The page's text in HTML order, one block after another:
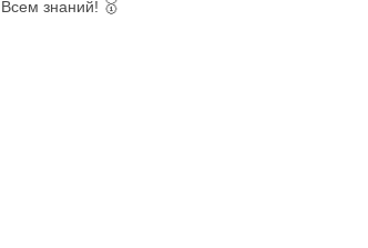
Всем знаний! 🥇